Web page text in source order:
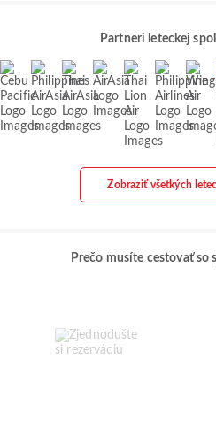
Partneri leteckej
Zobraziť všetkých
Prečo musíte cestovať so